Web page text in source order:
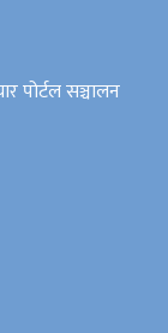
पोर्टल सञ्चालन